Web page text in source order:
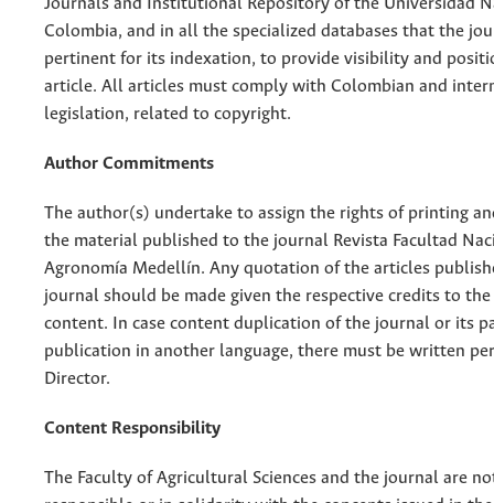
Journals and Institutional Repository of the Universidad
Colombia, and in all the specialized databases that the
pertinent for its indexation, to provide visibility and
article. All articles must comply with Colombian and
legislation, related to copyright.
Author Commitments
The author(s) undertake to assign the rights of printing
the material published to the journal Revista Facultad
Agronomía Medellín. Any quotation of the articles
journal should be made given the respective credits to
content. In case content duplication of the journal or its
publication in another language, there must be written
Director.
Content Responsibility
The Faculty of Agricultural Sciences and the journal are